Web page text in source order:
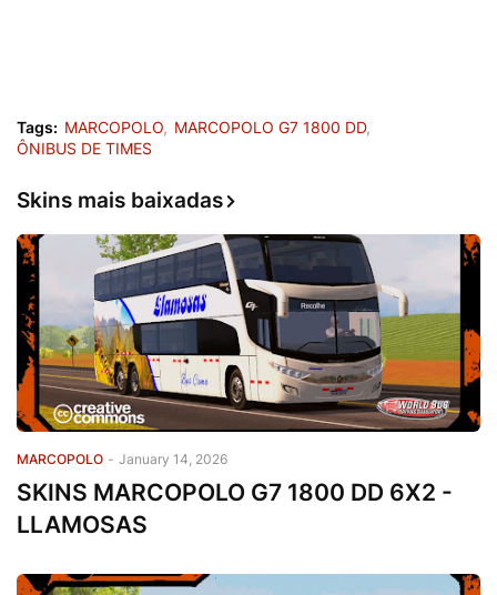
Tags: MARCOPOLO
MARCOPOLO G7 1800 DD
ÔNIBUS DE TIMES
Skins mais baixadas
MARCOPOLO - January 14, 2026
SKINS MARCOPOLO G7 1800 DD 6X2 -
LLAMOSAS